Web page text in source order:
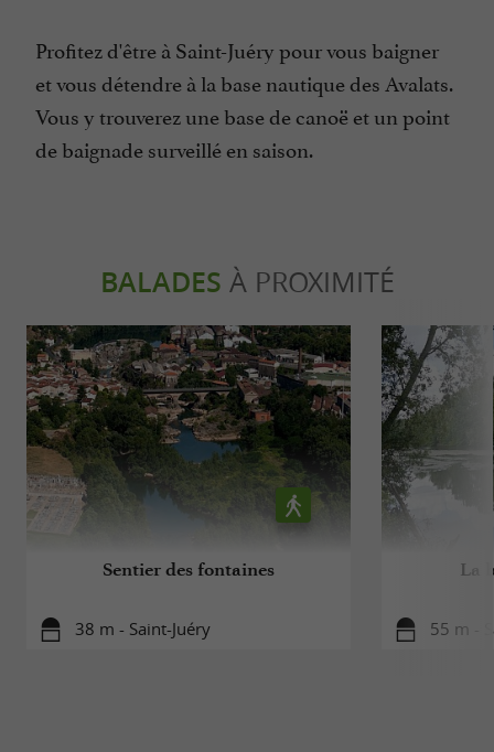
Profitez d'être à Saint-Juéry pour vous baigner
et vous détendre à la base nautique des Avalats.
Vous y trouverez une base de canoë et un point
de baignade surveillé en saison.
BALADES À PROXIMITÉ
Sentier des fontaines
38 m - Saint-Juéry
La
55 m -